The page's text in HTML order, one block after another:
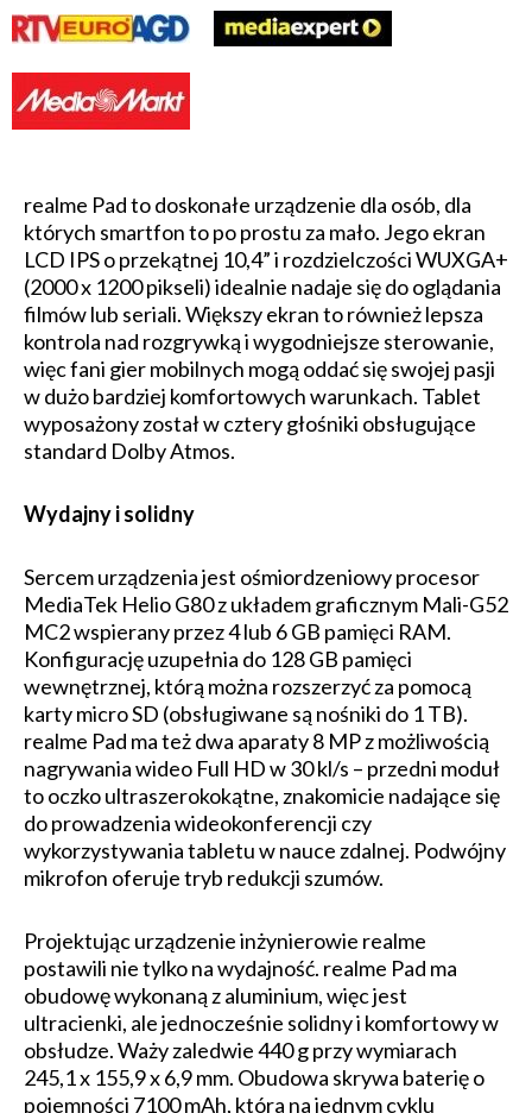
realme Pad to doskonałe urządzenie dla osób, dla
których smartfon to po prostu za mało. Jego ekran
LCD IPS o przekątnej 10,4” i rozdzielczości WUXGA+
(2000 x 1200 pikseli) idealnie nadaje się do oglądania
filmów lub seriali. Większy ekran to również lepsza
kontrola nad rozgrywką i wygodniejsze sterowanie,
więc fani gier mobilnych mogą oddać się swojej pasji
w dużo bardziej komfortowych warunkach. Tablet
wyposażony został w cztery głośniki obsługujące
standard Dolby Atmos.
Wydajny i solidny
Sercem urządzenia jest ośmiordzeniowy procesor
MediaTek Helio G80 z układem graficznym Mali-G52
MC2 wspierany przez 4 lub 6 GB pamięci RAM.
Konfigurację uzupełnia do 128 GB pamięci
wewnętrznej, którą można rozszerzyć za pomocą
karty micro SD (obsługiwane są nośniki do 1 TB).
realme Pad ma też dwa aparaty 8 MP z możliwością
nagrywania wideo Full HD w 30 kl/s – przedni moduł
to oczko ultraszerokokątne, znakomicie nadające się
do prowadzenia wideokonferencji czy
wykorzystywania tabletu w nauce zdalnej. Podwójny
mikrofon oferuje tryb redukcji szumów.
Projektując urządzenie inżynierowie realme
postawili nie tylko na wydajność. realme Pad ma
obudowę wykonaną z aluminium, więc jest
ultracienki, ale jednocześnie solidny i komfortowy w
obsłudze. Waży zaledwie 440 g przy wymiarach
245,1 x 155,9 x 6,9 mm. Obudowa skrywa baterię o
pojemności 7100 mAh, która na jednym cyklu